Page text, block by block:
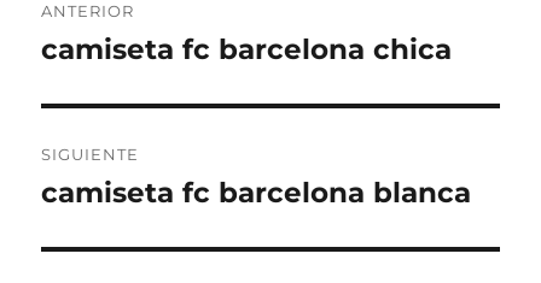
de
ANTERIOR
Entrada
camiseta fc barcelona chica
SIGUIENTE
Entrada
camiseta fc barcelona blanca